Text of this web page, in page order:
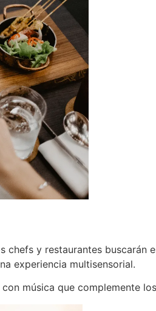
y restaurantes buscarán
experiencia multisensorial.
música que complemente